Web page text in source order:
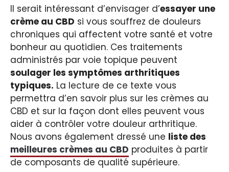
Il serait intéressant d’envisager d’essayer une
crème au CBD si vous souffrez de douleurs
chroniques qui affectent votre santé et votre
bonheur au quotidien. Ces traitements
administrés par voie topique peuvent
soulager les symptômes arthritiques
typiques. La lecture de ce texte vous
permettra d’en savoir plus sur les crèmes au
CBD et sur la façon dont elles peuvent vous
aider à contrôler votre douleur arthritique.
Nous avons également dressé une liste des
meilleures crèmes au CBD produites à partir
de composants de qualité supérieure.